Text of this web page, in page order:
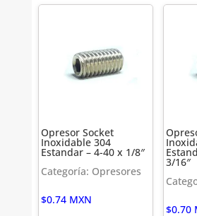
1"
Opresor Socket
Inoxidable 304
Estandar – 4-40 x 1/8″
Categoría: Opresores
$0.74 MXN
3/16″
$0.70